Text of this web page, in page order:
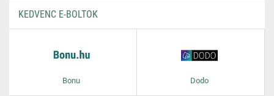
KEDVENC E-BOLTOK
Bonu Dodo